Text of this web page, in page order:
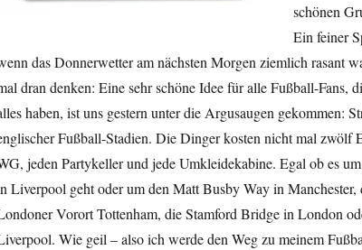
schönen
Ein feiner
das Donnerwetter am nächsten Morgen ziemlich rasant
dran denken: Eine sehr schöne Idee für alle Fußball-Fans,
haben, ist uns gestern unter die Argusaugen gekommen:
Fußball-Stadien. Die Dinger kosten nicht mal zwölf
jeden Partykeller und jede Umkleidekabine. Egal ob es
Liverpool geht oder um den Matt Busby Way in
Vorort Tottenham, die Stamford Bridge in London
Wie geil – also ich werde den Weg zu meinem